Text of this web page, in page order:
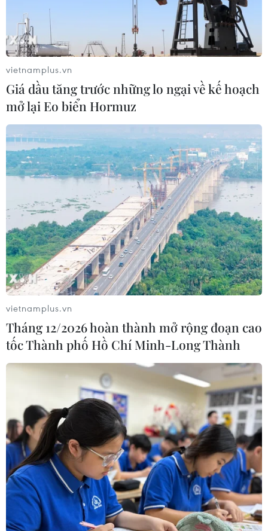
vietnamplus.vn
Giá dầu tăng trước những lo ngại về kế hoạch
mở lại Eo biển Hormuz
vietnamplus.vn
Tháng 12/2026 hoàn thành mở rộng đoạn cao
tốc Thành phố Hồ Chí Minh-Long Thành